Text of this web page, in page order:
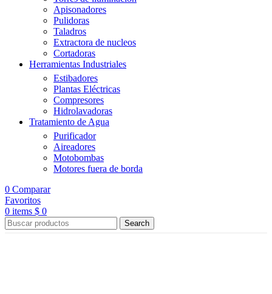
Apisonadores
Pulidoras
Taladros
Extractora de nucleos
Cortadoras
Herramientas Industriales
Estibadores
Plantas Eléctricas
Compresores
Hidrolavadoras
Tratamiento de Agua
Purificador
Aireadores
Motobombas
Motores fuera de borda
0 Comparar
Favoritos
0 items $ 0
Search